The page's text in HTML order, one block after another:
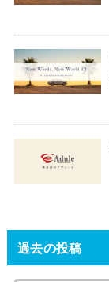
過去の投稿